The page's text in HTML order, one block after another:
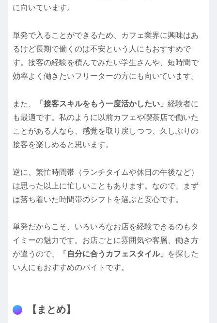
に向いています。
単発で入ることができるため、カフェ業界に興味はあ
るけど長期で働くのは不安という人にもおすすめで
す。接客の経験を積んでみたい学生さんや、短時間で
効率よく働きたいフリーターの方にも向いています。
また、 「接客スキルをもう一度活かしたい」 経験者に
も最適です。私のように以前カフェや喫茶店で働いた
ことがある人なら、感覚を取り戻しつつ、久しぶりの
接客を楽しめると思います。
逆に、繁忙時間帯（ランチタイムや休日の午後など）
は思った以上に忙しいこともあります。なので、まず
は落ち着いた時間帯のシフトを選ぶと安心です。
単発だからこそ、いろいろなお店を経験できるのもタ
イミーの魅力です。お店ごとに雰囲気や客層、働き方
が違うので、
「自分に合うカフェスタイル」
を探した
い人にもおすすめのバイトです。
【まとめ】